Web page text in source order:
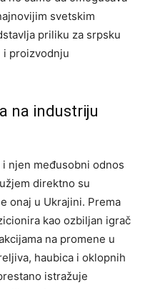
svetskim
priliku za srpsku
i proizvodnju
na industriju
njen međusobni odnos
direktno su
onaj u Ukrajini. Prema
kao ozbiljan igrač
na promene u
haubica i oklopnih
istražuje